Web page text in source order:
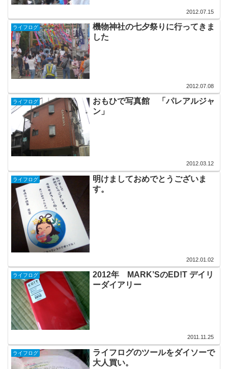
2012.07.15
ライフログ
機物神社の七夕祭りに行ってきま
した
2012.07.08
ライフログ
おもひで写真館 「パレアルジャ
ン」
2012.03.12
ライフログ
明けましておめでとうございま
す。
2012.01.02
ライフログ
2012年 MARK’SのED!T デイリ
ーダイアリー
2011.11.25
ライフログ
ライフログのツールをダイソーで
大人買い。